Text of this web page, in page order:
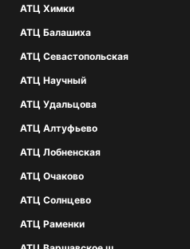
АТЦ Химки
АТЦ Балашиха
АТЦ Севастопольская
АТЦ Научный
АТЦ Удальцова
АТЦ Алтуфьево
АТЦ Лобненская
АТЦ Очаково
АТЦ Солнцево
АТЦ Раменки